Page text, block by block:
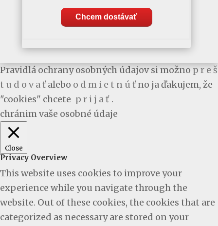
Chcem dostávať
Pravidlá ochrany osobných údajov si možno p r e š
t u d o v a ťalebo o d m i e t n ú ťno ja ďakujem, že
"cookies" chcete p r i j a ť .
chránim vaše osobné údaje
Close
Privacy Overview
This website uses cookies to improve your
experience while you navigate through the
website. Out of these cookies, the cookies that are
categorized as necessary are stored on your